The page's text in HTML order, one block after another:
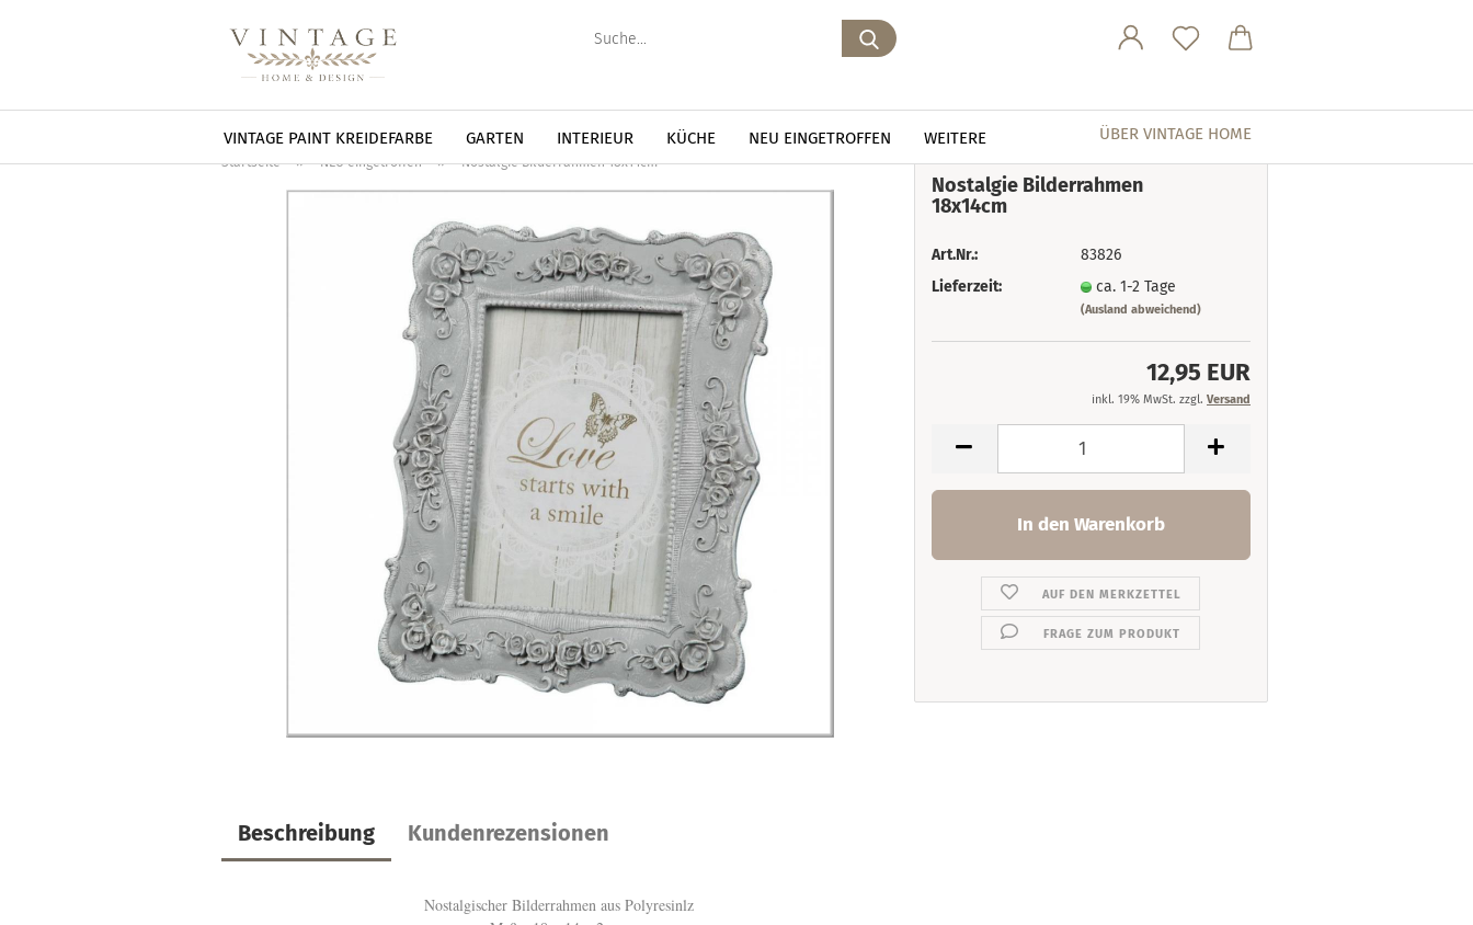
Suche...
VINTAGE PAINT KREIDEFARBE GARTEN INTERIEUR KÜCHE NEU EINGETROFFEN ÜBER VINTAGE HOME
WEITERE
Startseite » NEU eingetroffen » Nostalgie Bilderrahmen 18x14cm
Nostalgie Bilderrahmen
18x14cm
Art.Nr.:
83826
Lieferzeit:
ca. 1-2 Tage
(Ausland abweichend)
12,95 EUR
inkl. 19% MwSt. zzgl. Versand
AUF DEN MERKZETTEL
FRAGE ZUM PRODUKT
Beschreibung Kundenrezensionen
Nostalgischer Bilderrahmen aus Polyresinlz